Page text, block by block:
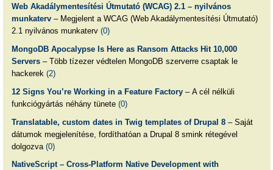
Web Akadálymentesítési Útmutató (WCAG) 2.1 – nyilvános
munkaterv– Megjelent a WCAG (Web Akadálymentesítési Útmutató)
2.1 nyilvános munkaterv (0)
MongoDB Apocalypse Is Here as Ransom Attacks Hit 10,000
Servers– Több tízezer védtelen MongoDB szerverre csaptak le
hackerek (2)
12 Signs You’re Working in a Feature Factory– A cél nélküli
funkciógyártás néhány tünete (0)
Translatable, custom dates in Twig templates of Drupal 8– Saját
dátumok megjelenítése, fordíthatóan a Drupal 8 smink rétegével
dolgozva (0)
NativeScript – Cross-Platform Native Development with